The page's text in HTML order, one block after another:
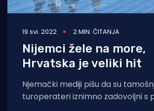
19 svi. 2022 2 MIN. ČITANJA
Nijemci žele na more,
Hrvatska je veliki hit
Njemački mediji pišu da su
turoperateri iznimno zadovoljni s